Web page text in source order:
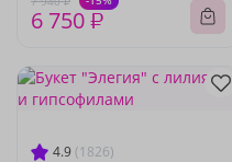
6 750 ₽
4.9 (1826)